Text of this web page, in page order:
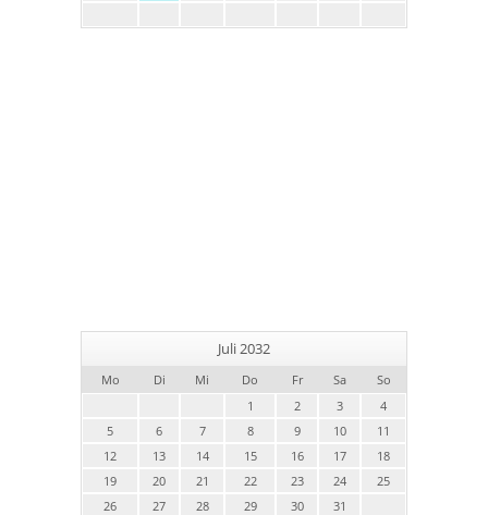
Juli 2032
Mo Di Mi Do Fr Sa
So
1
2 3
4
5
6 7 8 9 10
11
12
13 14 15 16 17
18
19
20 21 22 23 24
25
26
27 28 29 30 31